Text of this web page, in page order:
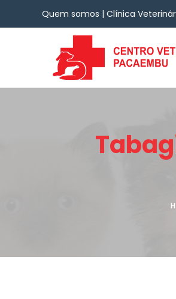
Quem somos | Clínica